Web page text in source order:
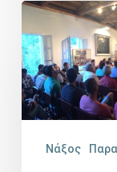
Χαιρετισμός
στην
εκδήλωση
για
τα
Νάξος